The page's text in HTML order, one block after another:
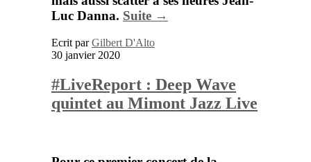
Luc Danna. Suite →
Ecrit parGilbert D'Alto
30 janvier 2020
#LiveReport : Deep Wave
quintet au Mimont Jazz Live